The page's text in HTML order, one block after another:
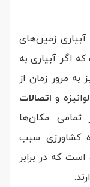
زمین‌های
اگر آبیاری به
مرور زمان از
و اتصالات
تمامی مکان‌ها
کشاورزی سبب
که در برابر